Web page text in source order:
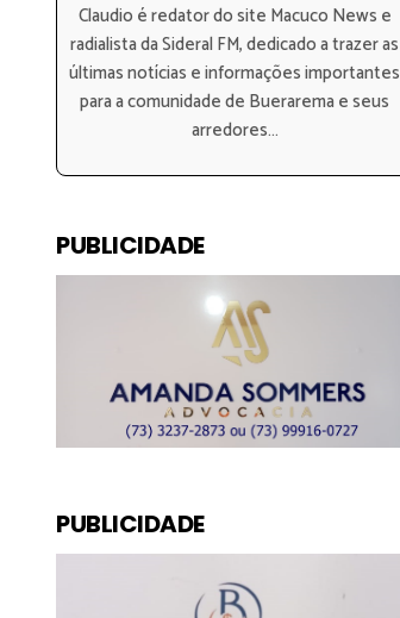
Claudio é redator do site Macuco News e
radialista da Sideral FM, dedicado a trazer as
últimas notícias e informações importantes
para a comunidade de Buerarema e seus
arredores...
PUBLICIDADE
PUBLICIDADE